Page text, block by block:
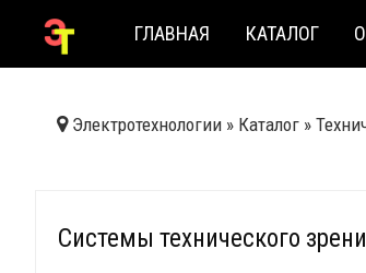
ГЛАВНАЯ КАТАЛОГ
Электротехнологии » Каталог »
Системы технического